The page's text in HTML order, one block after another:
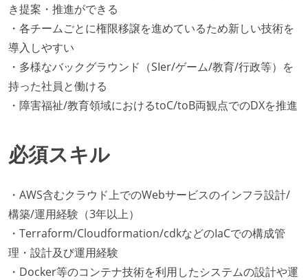
き提案・推進ができる
・各チームごとに権限移譲を進めているため新しい技術を
導入しやすい
・多様なバックグラウンド（SIer/ゲーム/教育/行政等）を
持った社員と働ける
・障害福祉/教育領域におけるtoC/toB両観点でのDXを推進
必須スキル
・AWS含むクラウド上でのWebサービスのインフラ設計/
構築/運用経験（3年以上）
・Terraform/Cloudformation/cdkなどのIaCでの構成管
理・設計及び運用経験
・Docker等のコンテナ技術を利用したシステムの設計や運